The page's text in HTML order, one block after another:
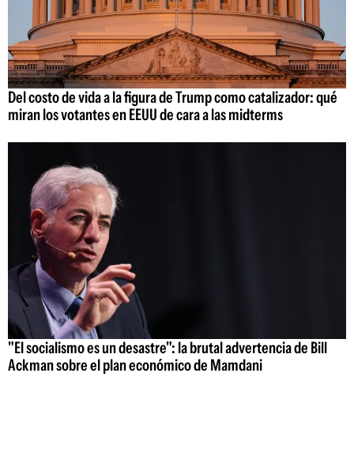
Del costo de vida a la figura de Trump como catalizador: qué
miran los votantes en EEUU de cara a las midterms
"El socialismo es un desastre": la brutal advertencia de Bill
Ackman sobre el plan económico de Mamdani